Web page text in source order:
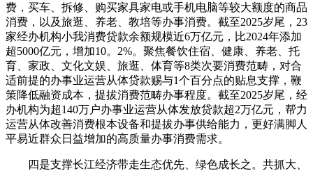
费，买车、拆修、购买家具家电或手机电脑等较大额度的商品
消费，以及旅逛、养老、教培等办事消费。截至2025岁尾，23
家经办机构小我消费贷款余额规模近6万亿元，比2024年添加
超5000亿元，增加10。2%。聚焦餐饮住宿、健康、养老、托
育、家政、文化文娱、旅逛、体育等8类次要消费范畴，对合
适前提的办事业运营从体贷款赐与1个百分点的贴息支撑，鞭
策降低融资成本，提拔消费范畴办事程度。截至2025岁尾，经
办机构为超140万户办事业运营从体发放贷款超2万亿元，帮力
运营从体改善消费根本设备和提拔办事供给能力，更好满脚人
平易近群众日益增加的高质量办事消费需求。
四是支撑长江经济带走生态优先、绿色成长之。共抓大、